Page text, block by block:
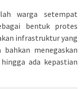
warga setempat
bentuk protes
infrastruktur yang
menegaskan
ada kepastian